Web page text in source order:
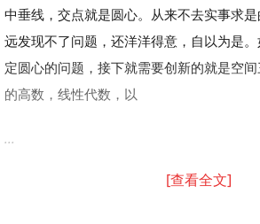
中垂线，交点就是圆心。从来不去实事求
远发现不了问题，还洋洋得意，自以为是
定圆心的问题，接下就需要创新的就是空
的高数，线性代数，以
...
[查看全文]